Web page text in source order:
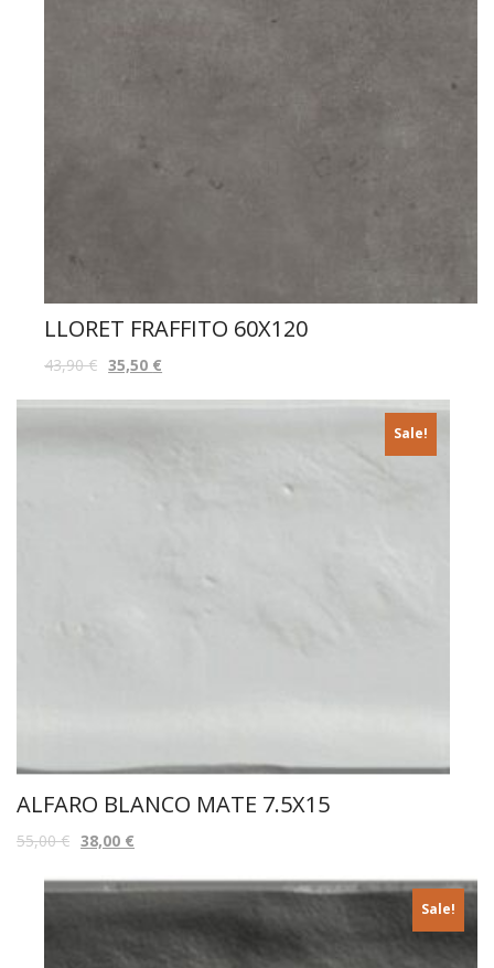
LLORET FRAFFITO 60X120
43,90€ 35,50 €
Sale!
ALFARO BLANCO MATE 7.5X15
55,00€ 38,00 €
Sale!